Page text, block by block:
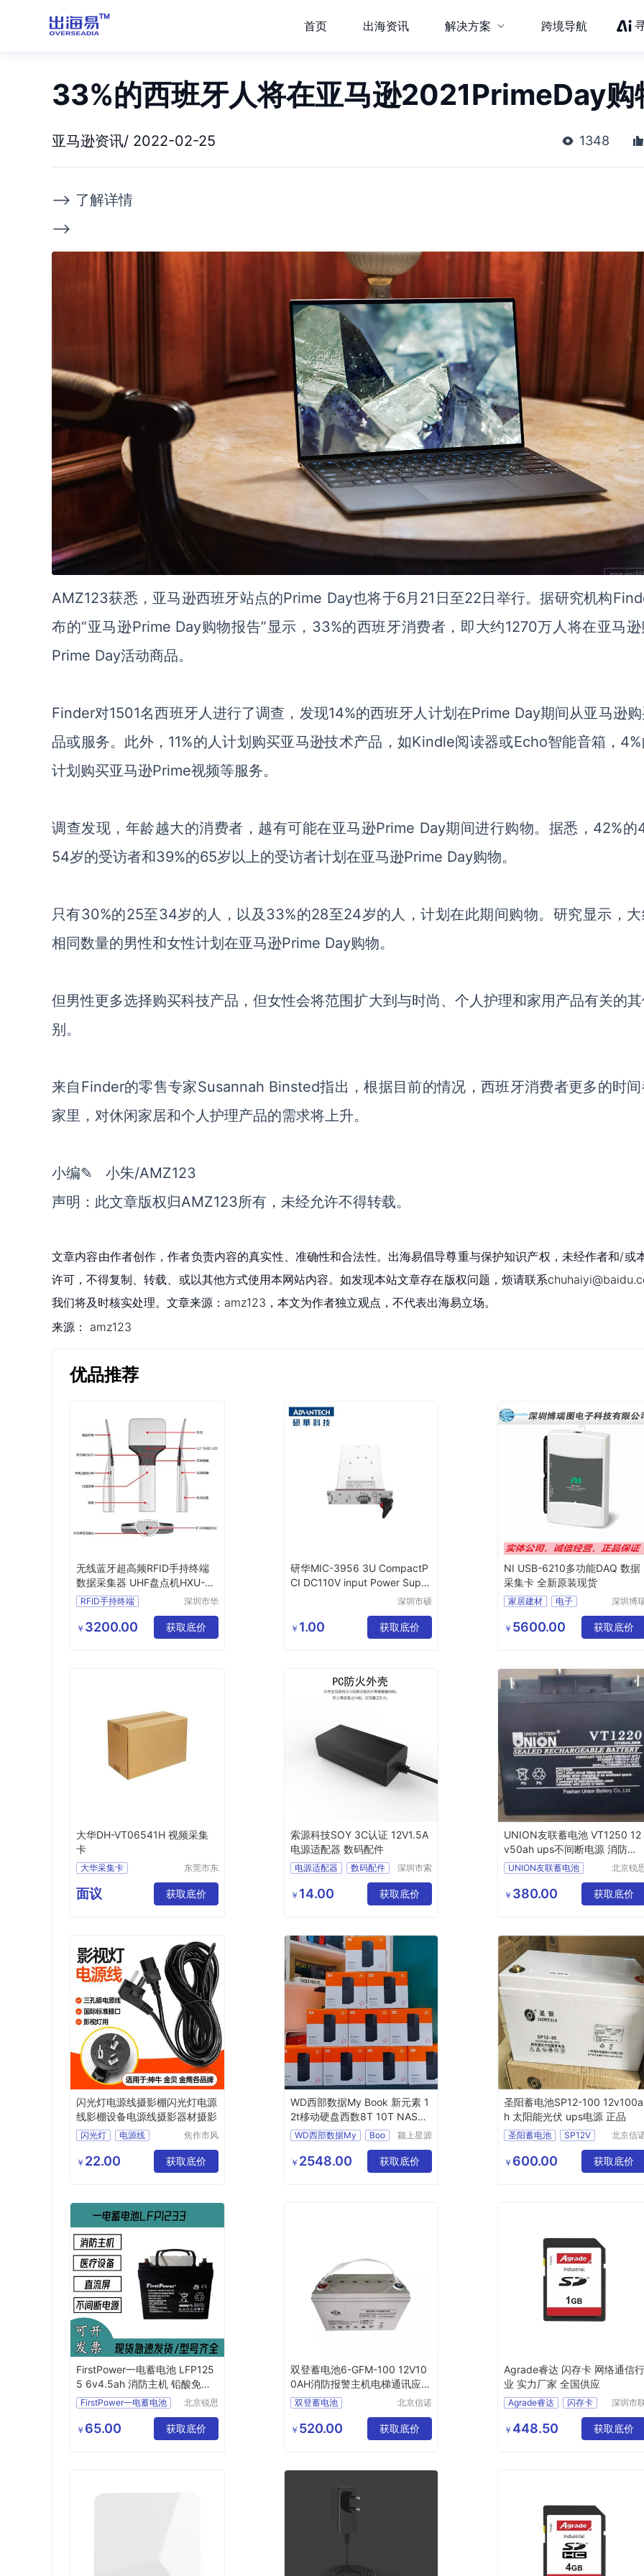
首页 出海资讯 解决方案 跨境导航
33%的西班牙人将在亚马逊2021PrimeDay购
亚马逊资讯/ 2022-02-25 1348
--> 了解详情
-->
AMZ123获悉，亚马逊西班牙站点的Prime Day也将于6月 21 日至22日举行。据研究机构
布的“亚马逊Prime Day购物报告”显示， 33%的西班牙消费者，即大约1270万人将在亚马
Prime Day活动商品。
Finder对1501名西班牙人进行了调查，发现14%的西班牙人计划在Prime Day期间从亚马逊
品或服务。此外，11%的人计划购买亚马逊技术产品，如Kindle阅读器或Echo智能音箱，
计划购买亚马逊Prime视频等服务。
调查发现，年龄越大的消费者，越有可能在亚马逊Prime Day期间进行购物。据悉，42%的
54岁的受访者和39%的65岁以上的受访者计划在亚马逊Prime Day购物。
只有30%的25至34岁的人，以及33%的28至24岁的人，计划在此期间购物。 研究显示，
相同数量的男性和女性计划 在亚马逊Prime Day购物。
但男性更多选择购买科技产品，但女性会将范围扩大到与时尚、个人护理和家用产品有关的
别。
来自Finder的零售专家Susannah Binsted指出，根据目前的情况，西班牙消费者更多的时
家里，对休闲家居和个人护理产品的需求将上升。
小编✎ 小朱/AMZ123
声明：此文章版权归AMZ123所有，未经允许不得转载。
文章内容由作者创作，作者负责内容的真实性、准确性和合法性。出海易倡导尊重与保护知识产权，未经作者和/或
许可，不得复制、转载、或以其他方式使用本网站内容。如发现本站文章存在版权问题，烦请联系
我们将及时核实处理。文章来源：amz123，本文为作者独立观点，不代表出海易立场。
来源： amz123
优品推荐
无线蓝牙超高频RFID手持终端
数据采集器 UHF盘点机HXU-A1
00RFID手持终端
RFID盘点机
深圳市华
技有限公
司
￥ 3200.00 获取底价
研华MIC-3956 3U CompactP
CI DC110V input Power Suppl
深圳市硕
限公司
￥ 1.00 获取底价
NI USB-6210多功能DAQ 数据
采集卡 全新原装现货
家居建材
电子
深圳博
技有限
司
￥ 5600.00 获取底价
大华DH-VT06541H 视频采集
卡
大华采集卡
VT06541H
东莞市东
子配件店
面议 获取底价
索源科技SOY 3C认证 12V1.5A
电源适配器 数码配件
电源适配器 数码配件
深圳市索
限公司
￥ 14.00 获取底价
UNION友联蓄电池 VT1250 12
v50ah ups不间断电源 消防主
机 医疗设备
UNION友联蓄电池
12v50ah
ups不间断电源
北京锐
技有限
司
￥ 380.00 获取底价
闪光灯电源线摄影棚闪光灯电源
线影棚设备电源线摄影器材摄影
闪光灯
电源线
焦作市风
有限公司
￥ 22.00 获取底价
WD西部数据My Book 新元素 1
2t移动硬盘西数8T 10T NAS氦
气WD西部数据My Boo
颍上星源
有限公司
￥ 2548.00 获取底价
圣阳蓄电池SP12-100 12v100a
h 太阳能光伏 ups电源 正品
圣阳蓄电池
SP12V
太阳能光伏
北京信
有限公
￥ 600.00 获取底价
FirstPower一电蓄电池 LFP125
5 6v4.5ah 消防主机 铅酸免维
护 原装正品
FirstPower一电蓄电池
5ah
消防主机
铅酸免维护
北京锐思
技有限公
司
￥ 65.00 获取底价
双登蓄电池6-GFM-100 12V10
0AH消防报警主机电梯通讯应急
UPS电源
双登蓄电池
双登电池6
北京信诺
有限公司
￥ 520.00 获取底价
Agrade睿达 闪存卡 网络通信
业 实力厂家 全国供应
Agrade睿达
闪存卡
深圳市
限公司
￥ 448.50 获取底价